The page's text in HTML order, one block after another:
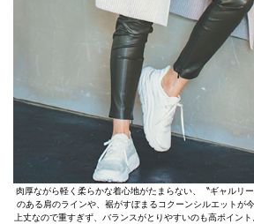
肉厚ながら軽く柔らかな着心地がたまらない、〝ギャルリ
のある肩のラインや、裾がすぼまるコクーンシルエットが
上丈なので重すぎず、バランスがとりやすいのも高ポイン